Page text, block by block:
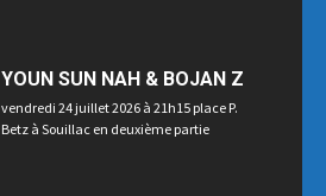
YOUN SUN NAH & BOJAN Z
vendredi 24 juillet 2026 à 21h15 place P.
Betz à Souillac en deuxième partie